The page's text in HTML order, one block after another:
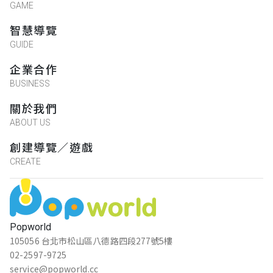
Popworld
105056 台北市松山區八德路四段277號5樓
02-2597-9725
service@popworld.cc
GAME
智慧導覽
GUIDE
企業合作
BUSINESS
關於我們
ABOUT US
創建導覽／遊戲
CREATE